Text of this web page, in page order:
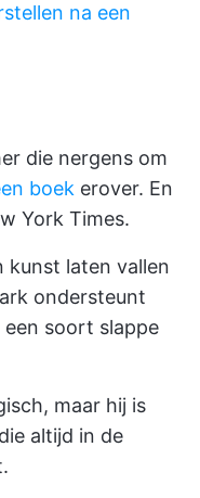
na een
die nergens om
boek erover. En
York Times.
kunst laten vallen
ondersteunt
soort slappe
maar hij is
altijd in de